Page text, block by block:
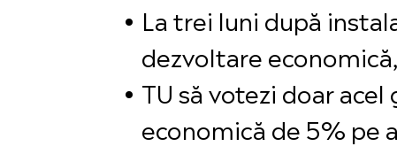
La trei luni după
dezvoltare
TU să votezi doar
economică de 5% pe